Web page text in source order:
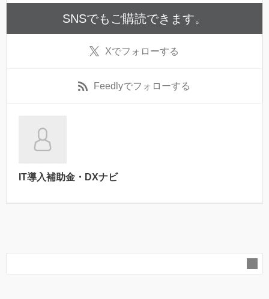
SNSでもご購読できます。
Xでフォローする
Feedlyでフォローする
IT導入補助金・DXナビ